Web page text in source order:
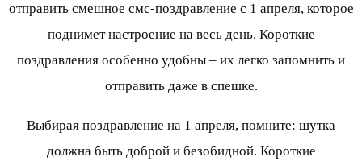
отправить смешное смс-поздравление с 1 апреля, которое
поднимет настроение на весь день. Короткие
поздравления особенно удобны – их легко запомнить и
отправить даже в спешке.
Выбирая поздравление на 1 апреля, помните: шутка
должна быть доброй и безобидной. Короткие